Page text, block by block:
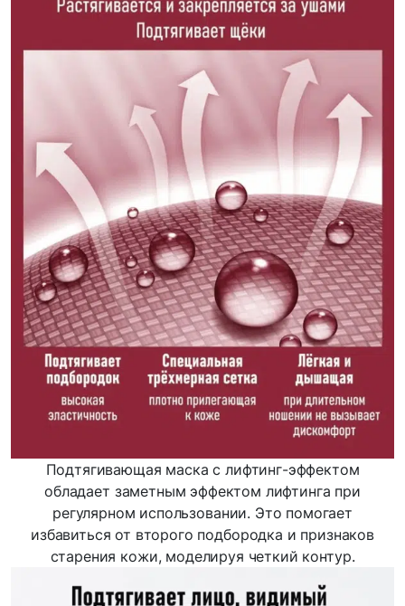
Подтягивающая маска с лифтинг-эффектом
обладает заметным эффектом лифтинга при
регулярном использовании. Это помогает
избавиться от второго подбородка и признаков
старения кожи, моделируя четкий контур.